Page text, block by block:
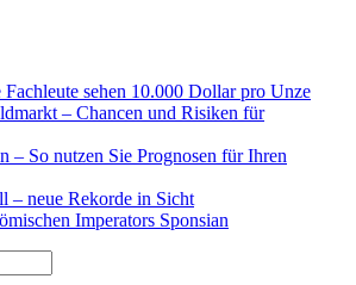
Fachleute sehen 10.000 Dollar pro Unze
– Chancen und Risiken für
– So nutzen Sie Prognosen für Ihren
– neue Rekorde in Sicht
Imperators Sponsian